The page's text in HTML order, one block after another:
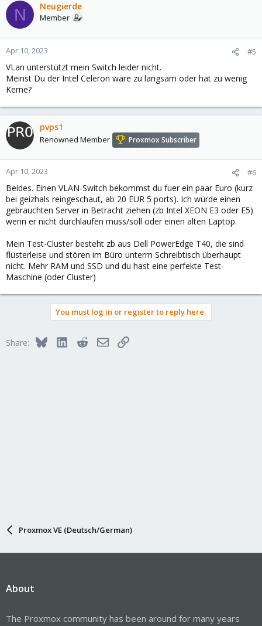
N Neugierde
Member
Apr 10, 2023 #5
VLan unterstützt mein Switch leider nicht.
Meinst Du der Intel Celeron wäre zu langsam oder hat zu wenig
Kerne?
pvps1
Renowned Member Proxmox Subscriber
Apr 10, 2023 #6
Beides. Einen VLAN-Switch bekommst du fuer ein paar Euro (kurz
bei geizhals reingeschaut, ab 20 EUR 5 ports). Ich würde einen
gebrauchten Server in Betracht ziehen (zb Intel XEON E3 oder E5)
wenn er nicht durchlaufen muss/soll oder einen alten Laptop.
Mein Test-Cluster besteht zb aus Dell PowerEdge T40, die sind
flüsterleise und stören im Büro unterm Schreibtisch überhaupt
nicht. Mehr RAM und SSD und du hast eine perfekte Test-
Maschine (oder Cluster)
You must log in or register to reply here.
Share: BlueskyLinkedInRedditEmailLink
Proxmox VE (Deutsch/German)
About
The Proxmox community has been around for many years